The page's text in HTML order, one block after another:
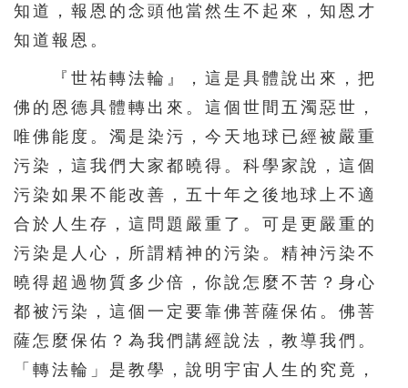
知道，報恩的念頭他當然生不起來，知恩才
知道報恩。
『世祐轉法輪』，這是具體說出來，把
佛的恩德具體轉出來。這個世間五濁惡世，
唯佛能度。濁是染污，今天地球已經被嚴重
污染，這我們大家都曉得。科學家說，這個
污染如果不能改善，五十年之後地球上不適
合於人生存，這問題嚴重了。可是更嚴重的
污染是人心，所謂精神的污染。精神污染不
曉得超過物質多少倍，你說怎麼不苦？身心
都被污染，這個一定要靠佛菩薩保佑。佛菩
薩怎麼保佑？為我們講經說法，教導我們。
「轉法輪」是教學，說明宇宙人生的究竟，